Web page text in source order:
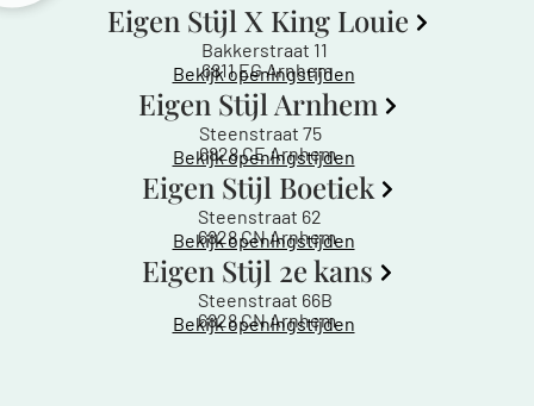
Eigen Stijl X King Louie
Bakkerstraat 11
6811 EG Arnhem
Bekijk openingstijden
Eigen Stijl Arnhem
Steenstraat 75
6828 CE Arnhem
Bekijk openingstijden
Eigen Stijl Boetiek
Steenstraat 62
6828 CN Arnhem
Bekijk openingstijden
Eigen Stijl 2e kans
Steenstraat 66B
6828 CN Arnhem
Bekijk openingstijden